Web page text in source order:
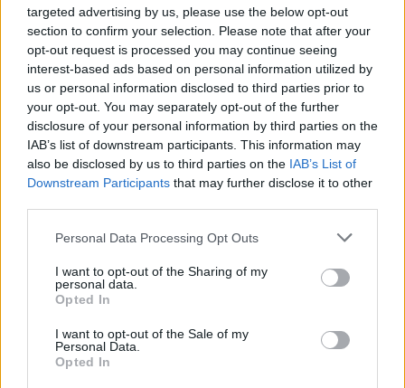
targeted advertising by us, please use the below opt-out
section to confirm your selection. Please note that after your
opt-out request is processed you may continue seeing
interest-based ads based on personal information utilized by
us or personal information disclosed to third parties prior to
your opt-out. You may separately opt-out of the further
disclosure of your personal information by third parties on the
IAB’s list of downstream participants. This information may
also be disclosed by us to third parties on the IAB’s List of
Downstream Participants that may further disclose it to other
Personal Data Processing Opt Outs
I want to opt-out of the Sharing of my
personal data.
Opted In
I want to opt-out of the Sale of my
Personal Data.
Opted In
tech ed eccellenze alimentari del continente. Si
guarda con attenzione ai precedenti: i soli due
accordi firmati finora da Trump negli scorsi 90
giorni, con Regno Unito e Vietnam, caratterizzati
da un approccio graduale e per comparto.
© RIPRODUZIONE RISERVATA
dazi
Condividi